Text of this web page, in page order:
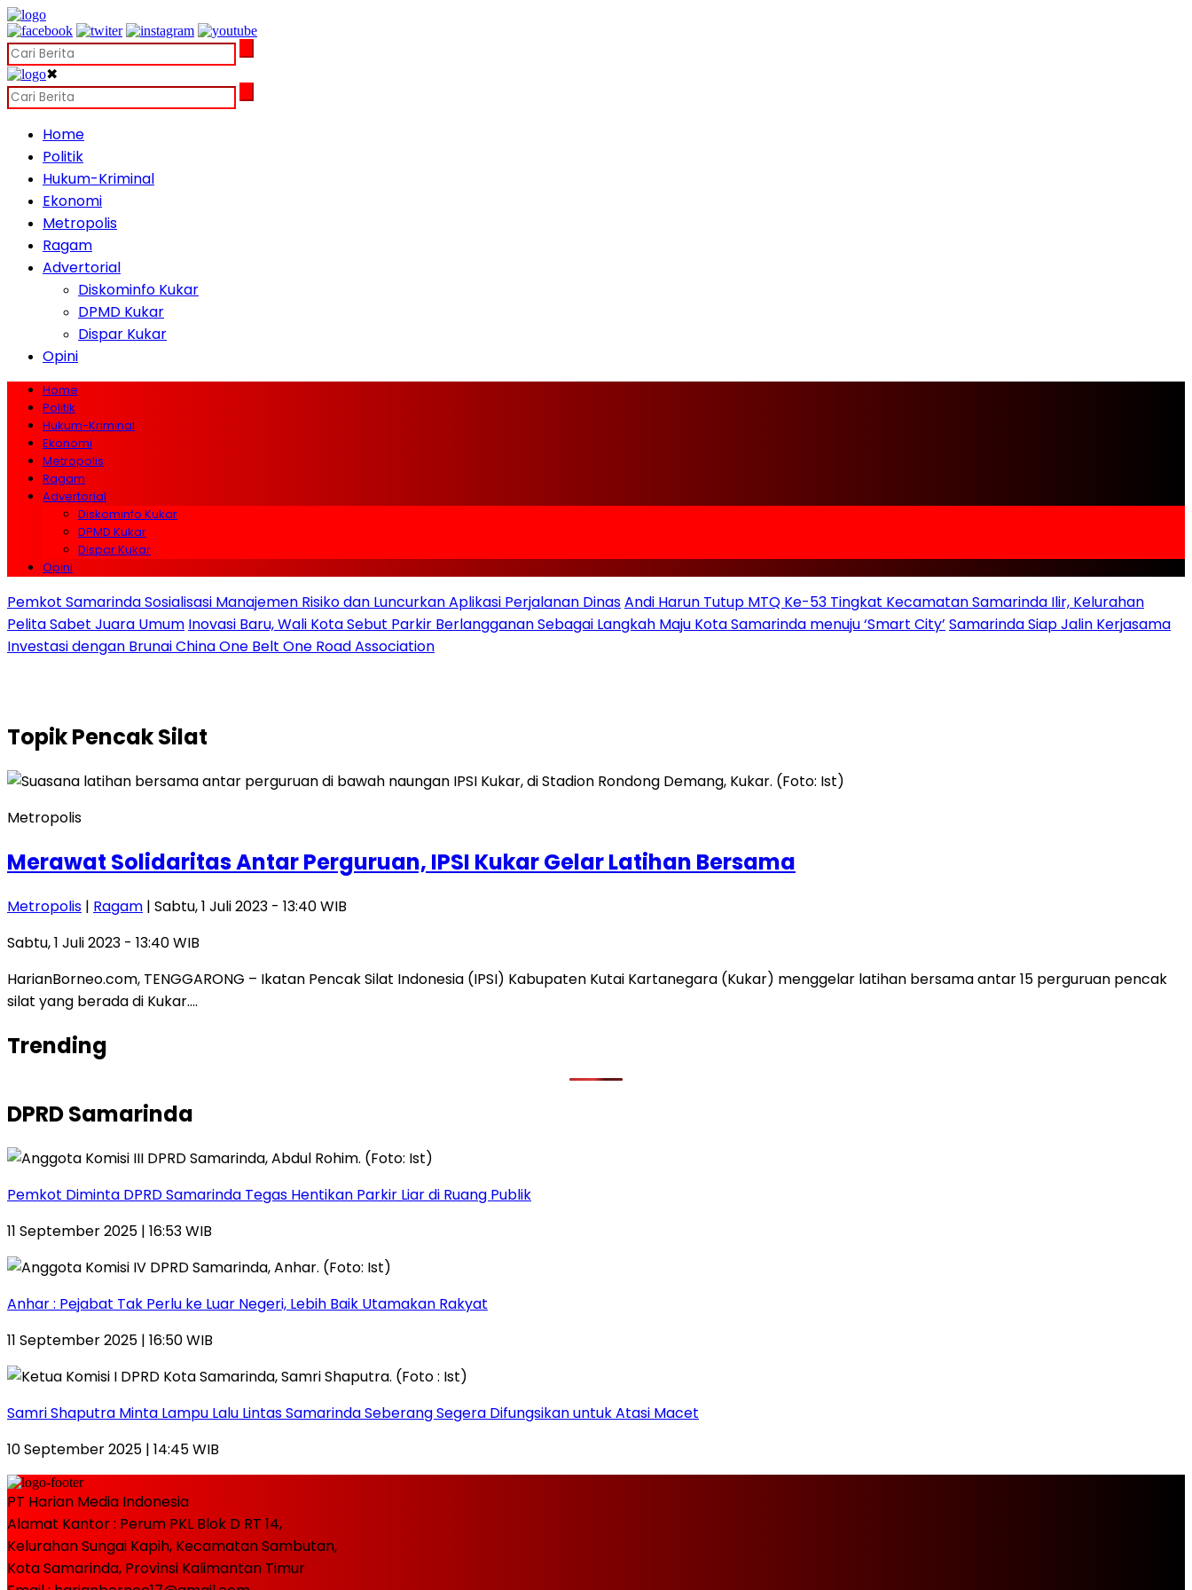
✖
Home
Politik
Hukum-Kriminal
Ekonomi
Metropolis
Ragam
Advertorial
Diskominfo Kukar
DPMD Kukar
Dispar Kukar
Opini
Home
Politik
Hukum-Kriminal
Ekonomi
Metropolis
Ragam
Advertorial
Diskominfo Kukar
DPMD Kukar
Dispar Kukar
Opini
Pemkot Samarinda Sosialisasi Manajemen Risiko dan Luncurkan Aplikasi Perjalanan DinasAndi Harun Tutup MTQ Ke-53 Tingkat Kecamatan Samarinda Ilir, Kelurahan
Pelita Sabet Juara Umum Inovasi Baru, Wali Kota Sebut Parkir Berlangganan Sebagai Langkah Maju Kota Samarinda menuju ‘Smart City’ Samarinda Siap Jalin Kerjasama
Investasi dengan Brunai China One Belt One Road Association
TopikPencak Silat
Metropolis
Merawat Solidaritas Antar Perguruan, IPSI Kukar Gelar Latihan Bersama
Metropolis | Ragam | Sabtu, 1 Juli 2023 - 13:40 WIB
Sabtu, 1 Juli 2023 - 13:40 WIB
HarianBorneo.com, TENGGARONG – Ikatan Pencak Silat Indonesia (IPSI) Kabupaten Kutai Kartanegara (Kukar) menggelar latihan bersama antar 15 perguruan pencak
silat yang berada di Kukar….
Trending
DPRD Samarinda
Pemkot Diminta DPRD Samarinda Tegas Hentikan Parkir Liar di Ruang Publik
11 September 2025 | 16:53 WIB
Anhar : Pejabat Tak Perlu ke Luar Negeri, Lebih Baik Utamakan Rakyat
11 September 2025 | 16:50 WIB
Samri Shaputra Minta Lampu Lalu Lintas Samarinda Seberang Segera Difungsikan untuk Atasi Macet
10 September 2025 | 14:45 WIB
PT Harian Media Indonesia
Alamat Kantor : Perum PKL Blok D RT 14,
Kelurahan Sungai Kapih, Kecamatan Sambutan,
Kota Samarinda, Provinsi Kalimantan Timur